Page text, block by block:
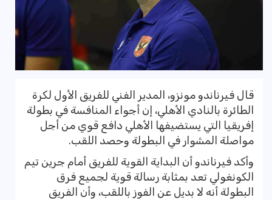
‏‎قال فيرناندو مونزو، المدير الفني للفريق الأول لكرة
الطائرة بالنادي الأهلي، إن أجواء المنافسة في بطولة
إفريقيا التي يستضيفها الأهلي دافع قوي من أجل
مواصلة المشوار في البطولة وحصد اللقب.
‏‎وأكد فيرناندو أن البداية القوية للفريق أمام جرين تيم
الكونغولي تعد بمثابة رسالة قوية لجميع فرق
البطولة أنه لا بديل عن الفوز باللقب، وأن الفريق